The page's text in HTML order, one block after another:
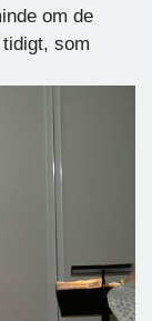
om de
som